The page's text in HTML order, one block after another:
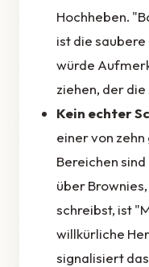
Hochheben.
ist die saubere
würde
ziehen, der
Kein echter
einer von
Bereichen
über
schreibst, ist
willkürliche
signalisiert